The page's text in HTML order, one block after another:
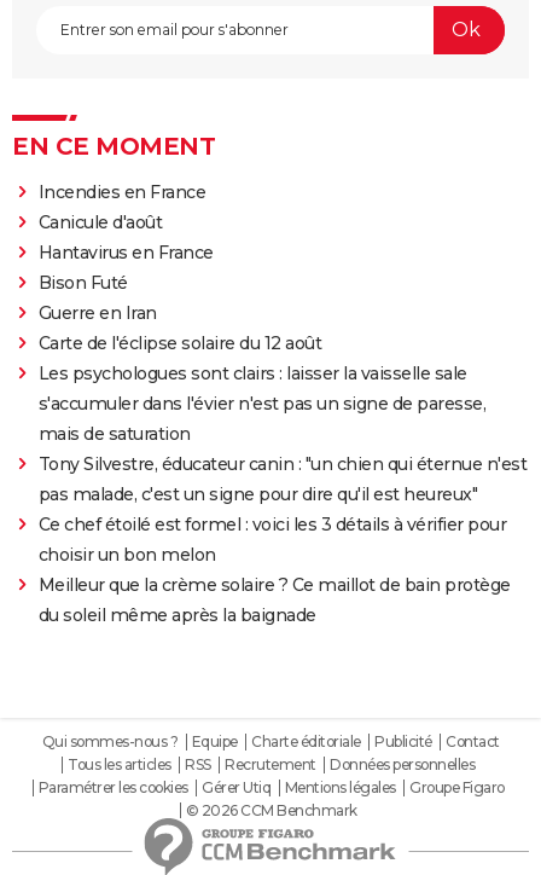
EN CE MOMENT
Incendies en France
Canicule d'août
Hantavirus en France
Bison Futé
Guerre en Iran
Carte de l'éclipse solaire du 12 août
Les psychologues sont clairs : laisser la vaisselle sale
s'accumuler dans l'évier n'est pas un signe de paresse,
mais de saturation
Tony Silvestre, éducateur canin : "un chien qui éternue n'est
pas malade, c'est un signe pour dire qu'il est heureux"
Ce chef étoilé est formel : voici les 3 détails à vérifier pour
choisir un bon melon
Meilleur que la crème solaire ? Ce maillot de bain protège
du soleil même après la baignade
Qui sommes-nous ? Equipe Charte éditoriale Publicité
Contact
Tous les articles
RSS Recrutement
Données personnelles
Paramétrer les cookies
Gérer Utiq Mentions légales
Groupe Figaro
© 2026 CCM Benchmark